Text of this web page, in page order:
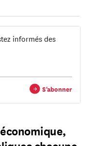
informés des
→ S'abonner